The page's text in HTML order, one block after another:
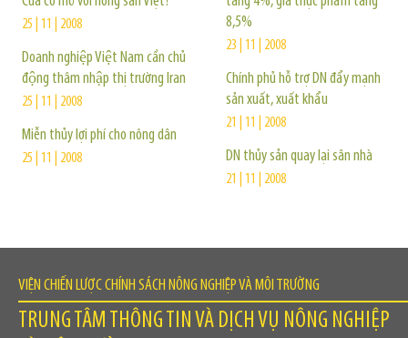
25 | 11 | 2008
Doanh nghiệp Việt Nam cần chủ
động thâm nhập thị trường Iran
25 | 11 | 2008
Miễn thủy lợi phí cho nông dân
25 | 11 | 2008
8,5%
23 | 11 | 2008
Chính phủ hỗ trợ DN đẩy mạnh
sản xuất, xuất khẩu
21 | 11 | 2008
DN thủy sản quay lại sân nhà
21 | 11 | 2008
VIỆN CHIẾN LƯỢC CHÍNH SÁCH NÔNG NGHIỆP VÀ MÔI TRƯỜNG
TRUNG TÂM THÔNG TIN VÀ DỊCH VỤ NÔNG NGHIỆP